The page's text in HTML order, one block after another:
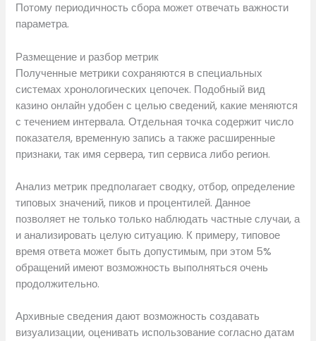
Потому периодичность сбора может отвечать важности
параметра.
Размещение и разбор метрик
Полученные метрики сохраняются в специальных
системах хронологических цепочек. Подобный вид
казино онлайн удобен с целью сведений, какие меняются
с течением интервала. Отдельная точка содержит число
показателя, временную запись а также расширенные
признаки, так имя сервера, тип сервиса либо регион.
Анализ метрик предполагает сводку, отбор, определение
типовых значений, пиков и процентилей. Данное
позволяет не только только наблюдать частные случаи, а
и анализировать целую ситуацию. К примеру, типовое
время ответа может быть допустимым, при этом 5%
обращений имеют возможность выполняться очень
продолжительно.
Архивные сведения дают возможность создавать
визуализации, оценивать использование согласно датам